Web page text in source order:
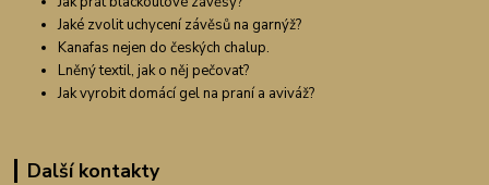
Jaké zvolit uchycení závěsů na garnýž?
Kanafas nejen do českých chalup.
Lněný textil, jak o něj pečovat?
Jak vyrobit domácí gel na praní a aviváž?
Další kontakty